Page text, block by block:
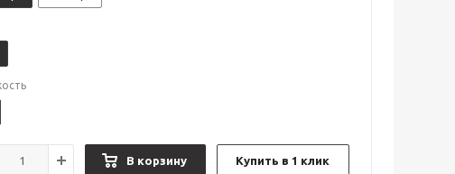
В корзину Купить в 1 клик